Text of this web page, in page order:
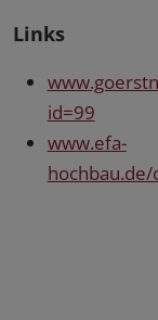
Links
id=99
www.efa-